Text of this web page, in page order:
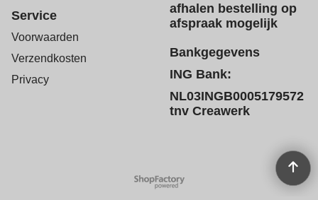
afhalen bestelling op
afspraak mogelijk
Service
Voorwaarden
Verzendkosten
Privacy
Bankgegevens
ING Bank:
NL03INGB0005179572
tnv Creawerk
Webwinkel gemaakt met
ShopFactory webwinkel